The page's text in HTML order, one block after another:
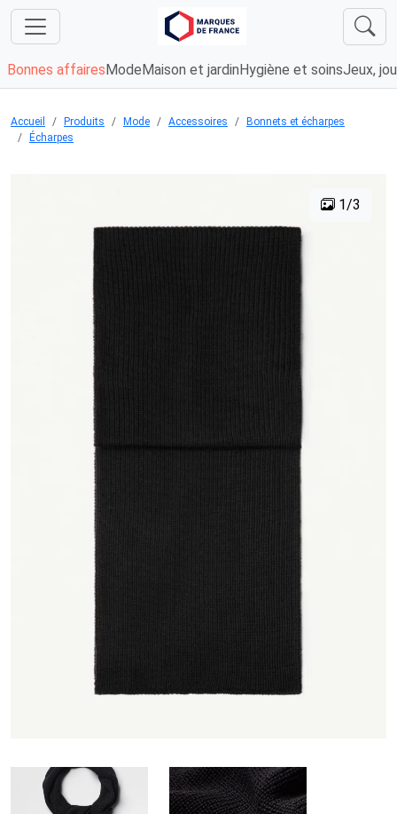
Bonnes affaires Mode Maison et jardin Hygiène et soinsJeux,
Accueil Produits Mode Accessoires
Bonnets et écharpes
Écharpes
1/3